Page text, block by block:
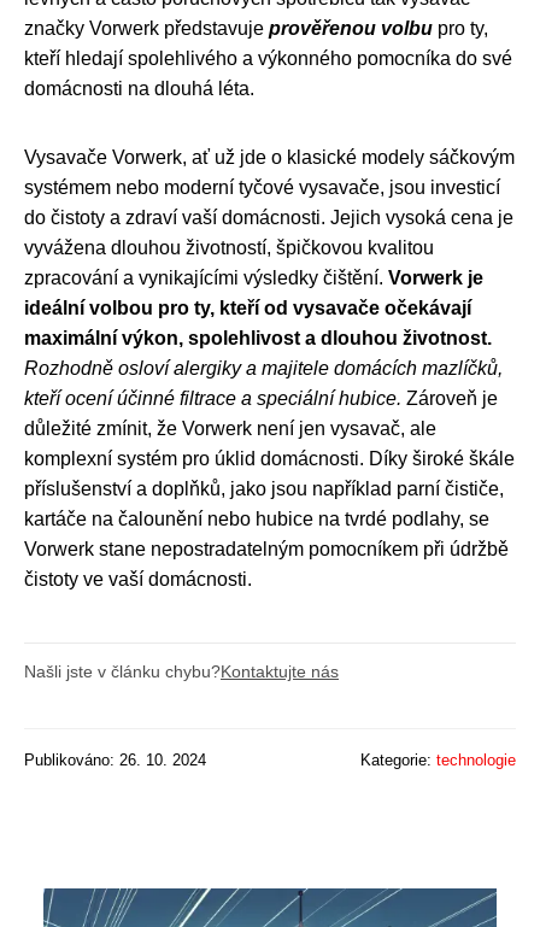
značky Vorwerk představuje prověřenou volbu pro ty,
kteří hledají spolehlivého a výkonného pomocníka do své
domácnosti na dlouhá léta.
Vysavače Vorwerk, ať už jde o klasické modely sáčkovým
systémem nebo moderní tyčové vysavače, jsou investicí
do čistoty a zdraví vaší domácnosti. Jejich vysoká cena je
vyvážena dlouhou životností, špičkovou kvalitou
zpracování a vynikajícími výsledky čištění. Vorwerk je
ideální volbou pro ty, kteří od vysavače očekávají
maximální výkon, spolehlivost a dlouhou životnost.
Rozhodně osloví alergiky a majitele domácích mazlíčků,
kteří ocení účinné filtrace a speciální hubice. Zároveň je
důležité zmínit, že Vorwerk není jen vysavač, ale
komplexní systém pro úklid domácnosti. Díky široké škále
příslušenství a doplňků, jako jsou například parní čističe,
kartáče na čalounění nebo hubice na tvrdé podlahy, se
Vorwerk stane nepostradatelným pomocníkem při údržbě
čistoty ve vaší domácnosti.
Našli jste v článku chybu?Kontaktujte nás
Publikováno: 26. 10. 2024 Kategorie: technologie